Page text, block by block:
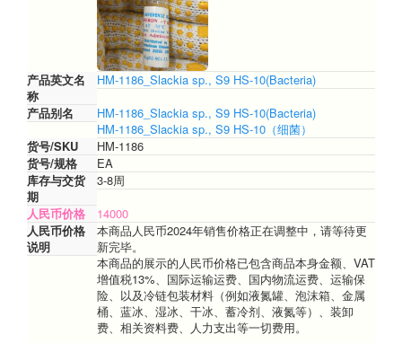
10(细
产品英文名
称
HM-1186_Slackia sp., S9 HS-10(Bacteria)
产品别名
HM-1186_Slackia sp., S9 HS-10(Bacteria)
HM-1186_Slackia sp., S9 HS-10（细菌）
货号/SKU
HM-1186
货号/规格
EA
库存与交货
期
3-8周
人民币价格
14000
人民币价格
说明
本商品人民币2024年销售价格正在调整中，请等待更
新完毕。
本商品的展示的人民币价格已包含商品本身金额、VAT
增值税13%、国际运输运费、国内物流运费、运输保
险、以及冷链包装材料（例如液氮罐、泡沫箱、金属
桶、蓝冰、湿冰、干冰、蓄冷剂、液氮等）、装卸
费、相关资料费、人力支出等一切费用。